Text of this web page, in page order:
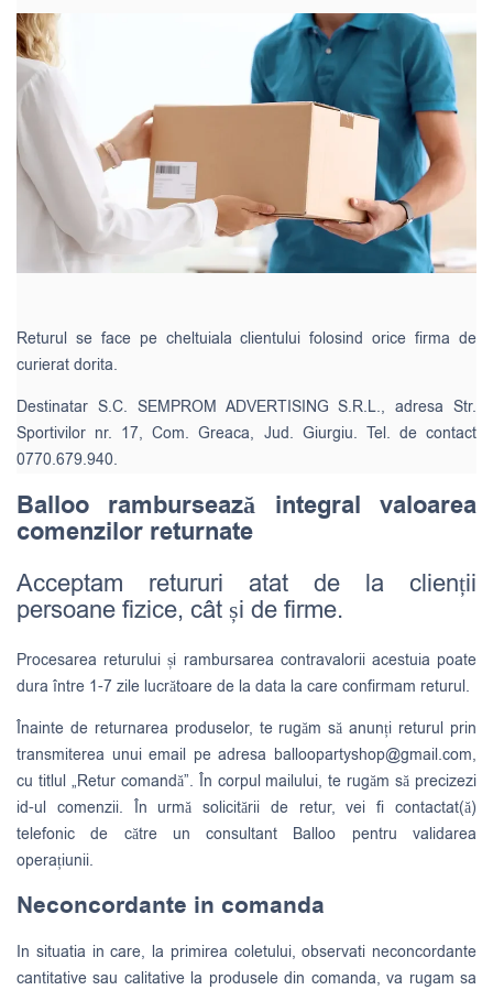
Returul se face pe cheltuiala clientului folosind orice firma de
curierat dorita.
Destinatar S.C. SEMPROM ADVERTISING S.R.L., adresa Str.
Sportivilor nr. 17, Com. Greaca, Jud. Giurgiu. Tel. de contact
0770.679.940.
Balloo rambursează integral valoarea
comenzilor returnate
Acceptam retururi atat de la clienții
persoane fizice, cât și de firme.
Procesarea returului și rambursarea contravalorii acestuia poate
dura între 1-7 zile lucrătoare de la data la care confirmam returul.
Înainte de returnarea produselor, te rugăm să anunți returul prin
transmiterea unui email pe adresa balloopartyshop@gmail.com,
cu titlul „Retur comandă”. În corpul mailului, te rugăm să precizezi
id-ul comenzii. În urmă solicitării de retur, vei fi contactat(ă)
telefonic de către un consultant Balloo pentru validarea
operațiunii.
Neconcordante in comanda
In situatia in care, la primirea coletului, observati neconcordante
cantitative sau calitative la produsele din comanda, va rugam sa